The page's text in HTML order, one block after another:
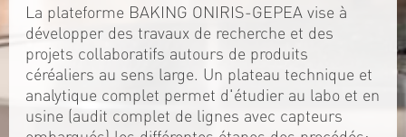
La plateforme BAKING ONIRIS-GEPEA vise à
développer des travaux de recherche et des
projets collaboratifs autours de produits
céréaliers au sens large. Un plateau technique et
analytique complet permet d'étudier au labo et en
usine (audit complet de lignes avec capteurs